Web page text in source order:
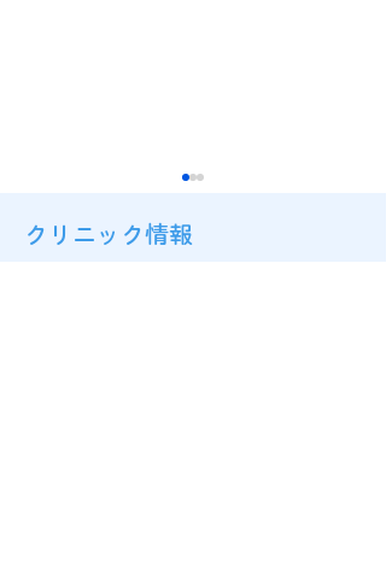
クリニック情報